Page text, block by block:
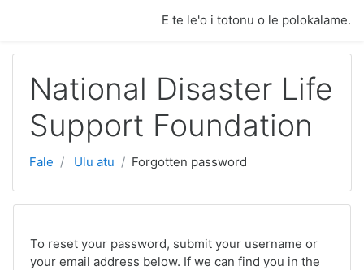
E te le'o i totonu o le polokalame.
National Disaster Life
Support Foundation
Fale Ulu atu Forgotten password
To reset your password, submit your username or
your email address below. If we can find you in the